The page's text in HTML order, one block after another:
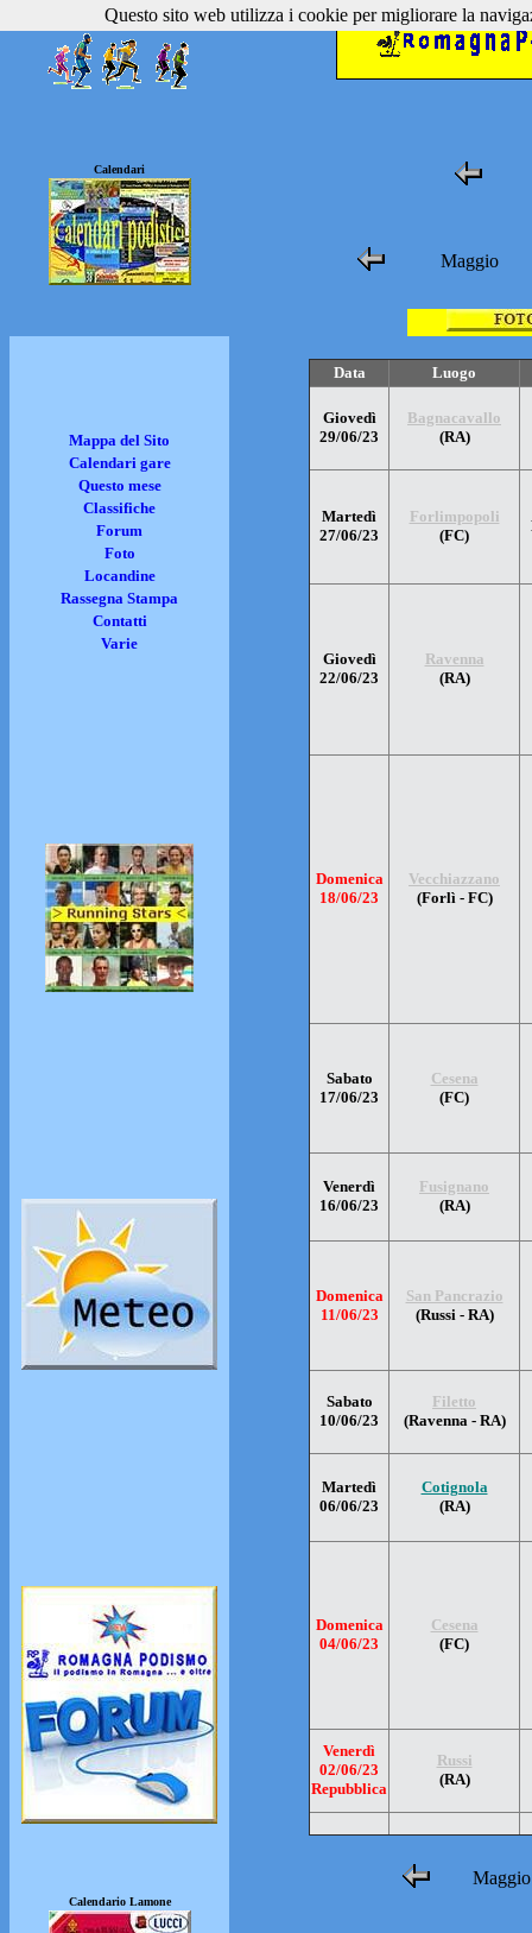
Calendari
Maggio
Mappa del Sito
Calendari gare
Questo mese
Classifiche
Forum
Foto
Locandine
Rassegna Stampa
Contatti
Varie
Data Luogo
Giovedì
29/06/23
Bagnacavallo
(RA)
Martedì
27/06/23
Forlimpopoli
(FC)
Giovedì
22/06/23
Ravenna
(RA)
Domenica
18/06/23
Vecchiazzano
(Forlì - FC)
Sabato
17/06/23
Cesena
(FC)
Venerdì
16/06/23
Fusignano
(RA)
Domenica
11/06/23
San Pancrazio
(Russi - RA)
Sabato
10/06/23
Filetto
(Ravenna - RA)
Martedì
06/06/23
Cotignola
(RA)
Domenica
04/06/23
Cesena
(FC)
Venerdì
02/06/23
Repubblica
Russi
(RA)
Maggio
Calendario Lamone
Questo sito web utilizza i cookie per migliorare la